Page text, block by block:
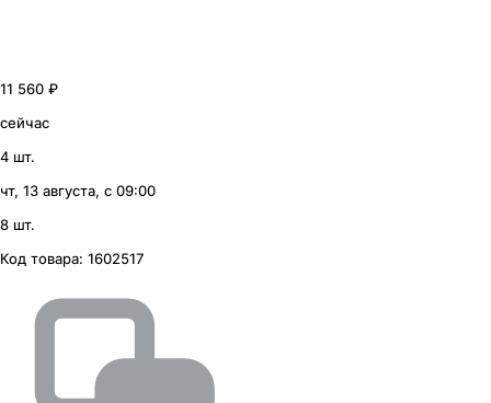
11 560 ₽
сейчас
4 шт.
чт, 13 августа, с 09:00
8 шт.
Код товара: 1602517